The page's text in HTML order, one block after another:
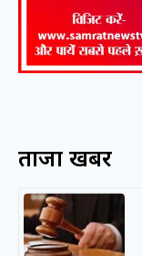
ताजा खबरें